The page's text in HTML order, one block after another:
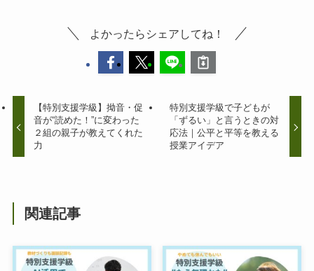
よかったらシェアしてね！
【特別支援学級】拗音・促
音が“読めた！”に変わった
２組の親子が教えてくれた
力
特別支援学級で子どもが
「ずるい」と言うときの対
応法｜公平と平等を教える
授業アイデア
関連記事